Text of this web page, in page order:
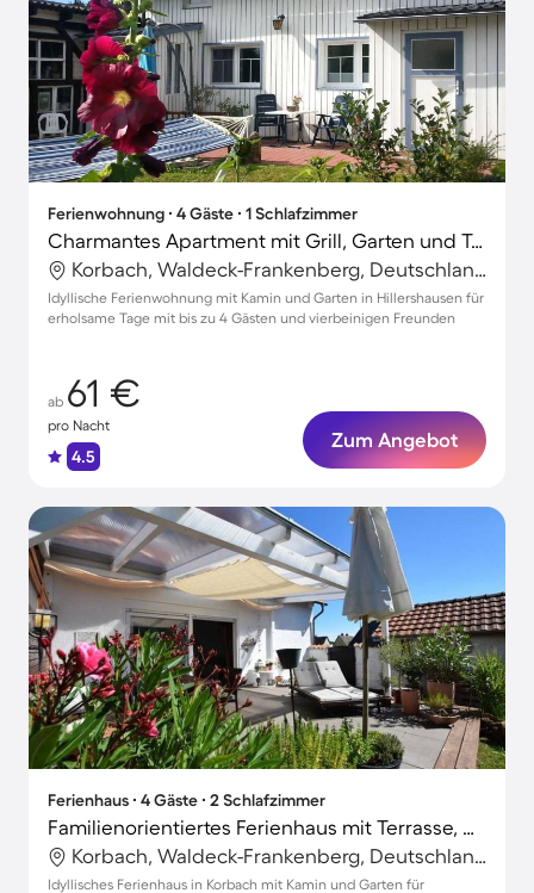
Ferienwohnung ∙ 4 Gäste ∙ 1 Schlafzimmer
Charmantes Apartment mit Grill, Garten und Terrasse | Haustierfreundlich
Korbach, Waldeck-Frankenberg, Deutschland
Idyllische Ferienwohnung mit Kamin und Garten in Hillershausen für
erholsame Tage mit bis zu 4 Gästen und vierbeinigen Freunden
ab 61 €
pro Nacht
4.5
Zum Angebot
Ferienhaus ∙ 4 Gäste ∙ 2 Schlafzimmer
Familienorientiertes Ferienhaus mit Terrasse, Grill und Garten
Korbach, Waldeck-Frankenberg, Deutschland
Idyllisches Ferienhaus in Korbach mit Kamin und Garten für